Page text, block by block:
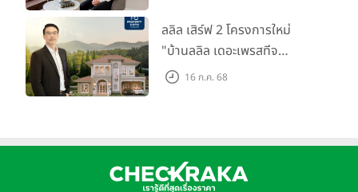
ราชพฤกษ์-345" มูลค่า 600
ลบ.
ลลิล เสิร์ฟ 2 โครงการใหม่
"บ้านลลิล เดอะเพรสทีจ
ราชบุรี" และ "ไลโอ ราชบุรี"
16 ก.ค. 68